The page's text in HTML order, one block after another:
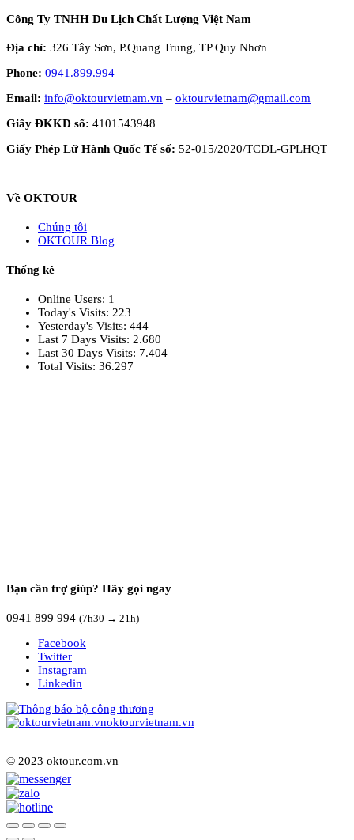
Công Ty TNHH Du Lịch Chất Lượng Việt Nam
Địa chỉ: 326 Tây Sơn, P.Quang Trung, TP Quy Nhơn
Phone: 0941.899.994
Email: info@oktourvietnam.vn – oktourvietnam@gmail.com
Giấy ĐKKD số: 4101543948
Giấy Phép Lữ Hành Quốc Tế số: 52-015/2020/TCDL-GPLHQT
Về OKTOUR
Chúng tôi
OKTOUR Blog
Thống kê
Online Users: 1
Today's Visits: 223
Yesterday's Visits: 444
Last 7 Days Visits: 2.680
Last 30 Days Visits: 7.404
Total Visits: 36.297
Bạn cần trợ giúp? Hãy gọi ngay
0941 899 994 (7h30 → 21h)
Facebook
Twitter
Instagram
Linkedin
oktourvietnam.vn
© 2023 oktour.com.vn